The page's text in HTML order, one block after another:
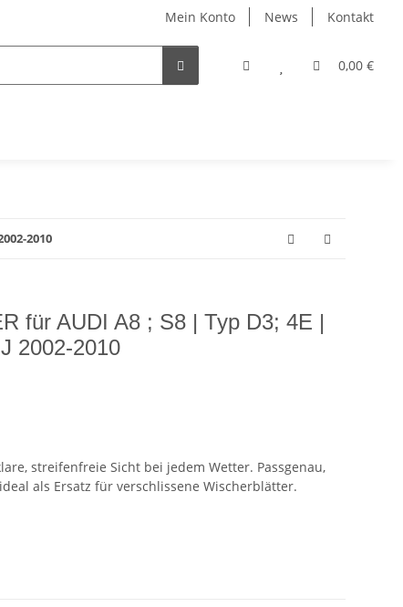
Mein Konto News Kontakt
0,00 €
2010
für AUDI A8 ; S8 | Typ D3; 4E |
2002-2010
streifenfreie Sicht bei jedem Wetter. Passgenau,
als Ersatz für verschlissene Wischerblätter.